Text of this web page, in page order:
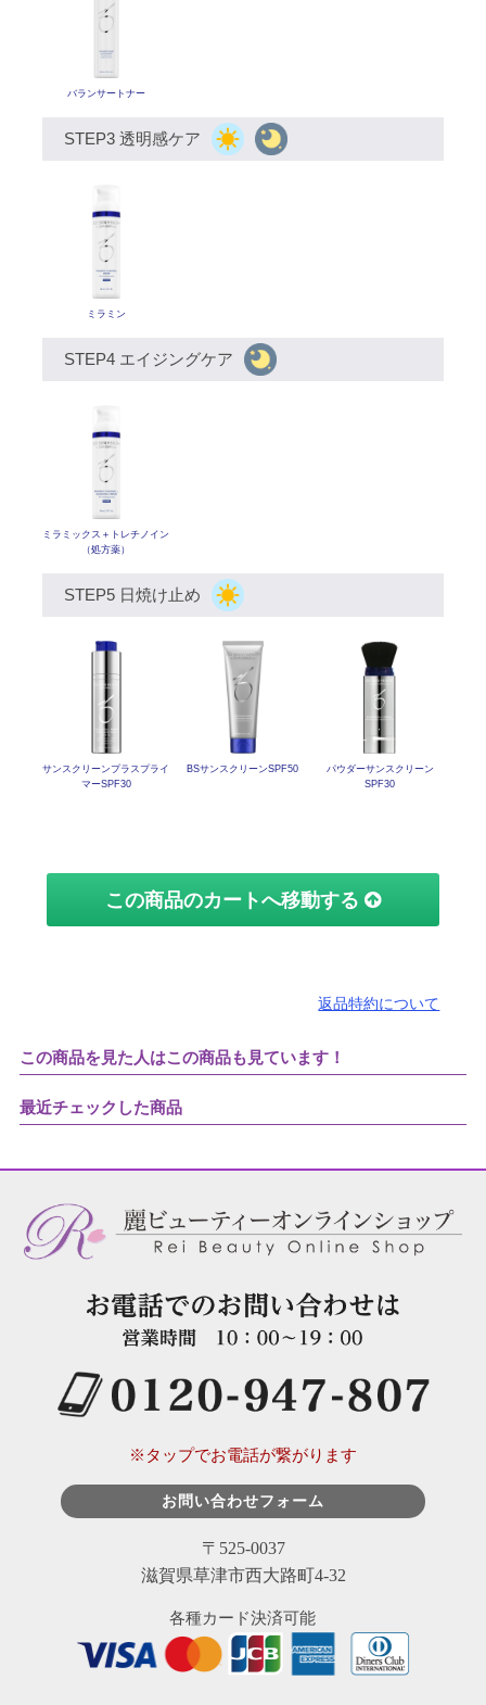
バランサートナー
STEP3 透明感ケア
ミラミン
STEP4 エイジングケア
ミラミックス ＋トレチノイン
（処方薬）
STEP5 日焼け止め
サンスクリーンプラスプライ
マーSPF30
BSサンスクリーンSPF50
パウダーサンスクリーン
SPF30
この商品のカートへ移動する
返品特約について
この商品を見た人はこの商品も見ています！
最近チェックした商品
※タップでお電話が繋がります
お問い合わせフォーム
〒525-0037
滋賀県草津市西大路町4-32
各種カード決済可能